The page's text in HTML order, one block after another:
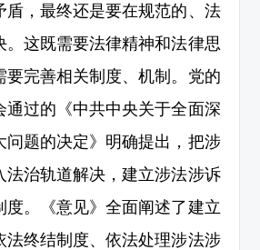
，最终还是要在规范的、法
。这既需要法律精神和法律思
要完善相关制度、机制。党的
通过的《中共中央关于全面深
问题的决定》明确提出，把涉
法治轨道解决，建立涉法涉诉
度。《意见》全面阐述了建立
法终结制度、依法处理涉法涉